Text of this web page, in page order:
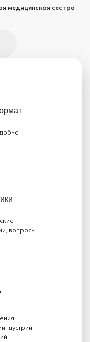
медицинская сестра
вопросы